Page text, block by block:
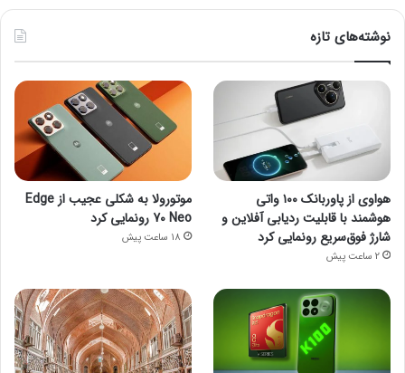
نوشته‌های تازه
هواوی از پاوربانک ۱۰۰ واتی
هوشمند با قابلیت ردیابی آفلاین و
شارژ فوق‌سریع رونمایی کرد
2 ساعت پیش
موتورولا به شکلی عجیب از Edge
70 Neo رونمایی کرد
18 ساعت پیش